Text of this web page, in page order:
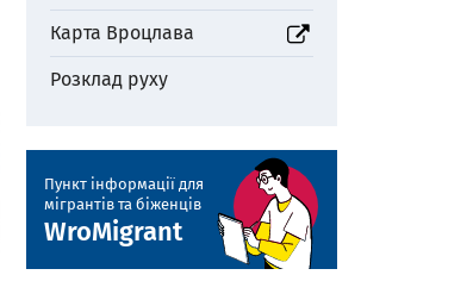
Карта Вроцлава otworzy się w nowej karcie
Pозклад руху
Пункт інформації для
мігрантів та біженців
WroMigrant
otworzy się w nowej karcie